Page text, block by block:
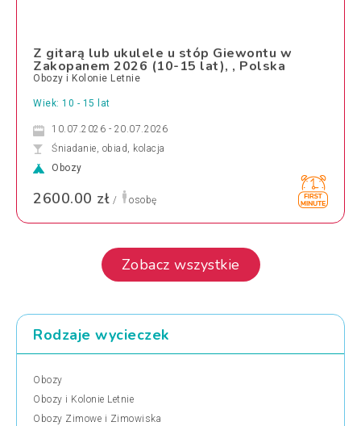
Z gitarą lub ukulele u stóp Giewontu w
Zakopanem 2026 (10-15 lat), , Polska
Obozy i Kolonie Letnie
Wiek: 10 - 15 lat
10.07.2026 - 20.07.2026
Śniadanie, obiad, kolacja
Obozy
2600.00 zł / osobę
Zobacz wszystkie
Rodzaje wycieczek
Obozy
Obozy i Kolonie Letnie
Obozy Zimowe i Zimowiska